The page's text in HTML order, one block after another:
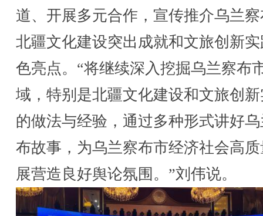
道、开展多元合作，宣传推介乌兰
北疆文化建设突出成就和文旅创新
色亮点。“将继续深入挖掘乌兰察布
域，特别是北疆文化建设和文旅创
的做法与经验，通过多种形式讲好
布故事，为乌兰察布市经济社会高
展营造良好舆论氛围。”刘伟说。